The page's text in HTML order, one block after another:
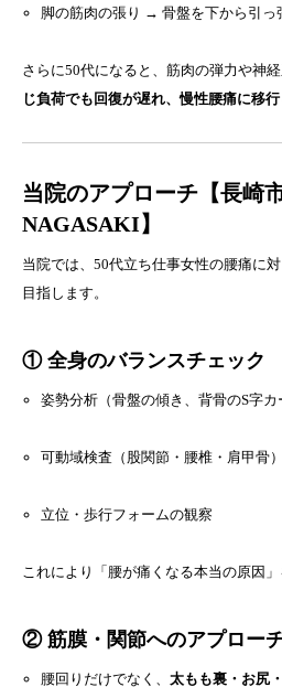
脚の筋肉の張り → 骨盤を下から引っ
さらに50代になると、筋肉の弾力や神
じ負荷でも回復が遅れ、慢性腰痛に移
当院のアプローチ【長崎
NAGASAKI】
当院では、50代立ち仕事女性の腰痛に
目指します。
① 全身のバランスチェック
姿勢分析（骨盤の傾き、背骨のS字カ
可動域検査（股関節・腰椎・肩甲骨）
立位・歩行フォームの観察
これにより「腰が痛くなる本当の原因」
② 筋膜・関節へのアプロー
腰回りだけでなく、 太もも裏・お尻